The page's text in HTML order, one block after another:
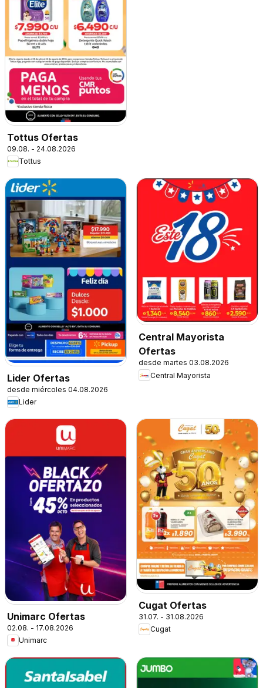
Tottus Ofertas
09.08. - 24.08.2026
Tottus
Lider Ofertas
desde miércoles 04.08.2026
Lider
Central Mayorista
Ofertas
desde martes 03.08.2026
Central Mayorista
Unimarc Ofertas
02.08. - 17.08.2026
Unimarc
Cugat Ofertas
31.07. - 31.08.2026
Cugat